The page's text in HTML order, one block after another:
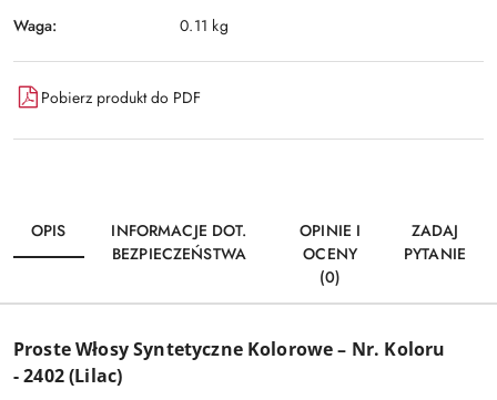
Waga: 0.11 kg
Pobierz produkt do PDF
OPIS
INFORMACJE DOT.
BEZPIECZEŃSTWA
OPINIE I
OCENY
(0)
ZADAJ
PYTANIE
Proste Włosy Syntetyczne Kolorowe – Nr. Koloru
-2402 (Lilac)